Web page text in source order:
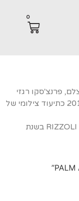
רגזי
התחיל את מלאכי הדקל ב-2011 כתיעוד צילומי של
המאמץ התפתח לספר, שיצא לאור על ידי RIZZOLI בשנת